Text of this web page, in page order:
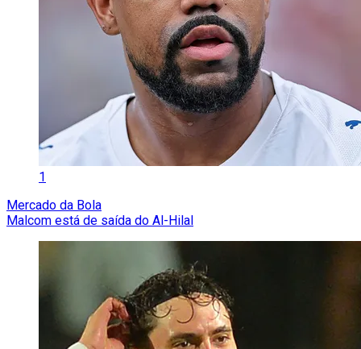
1
Mercado da Bola
Malcom está de saída do Al-Hilal